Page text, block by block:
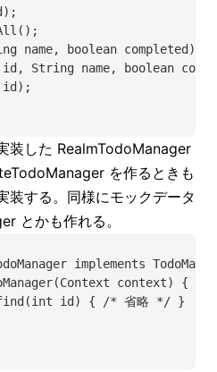
name, boolean completed);
String name, boolean
装した RealmTodoManager
を作るときも
装する。同様にモックデータ
とかも作れる。
implements
context) { /*
id) { /* 省略 */ }